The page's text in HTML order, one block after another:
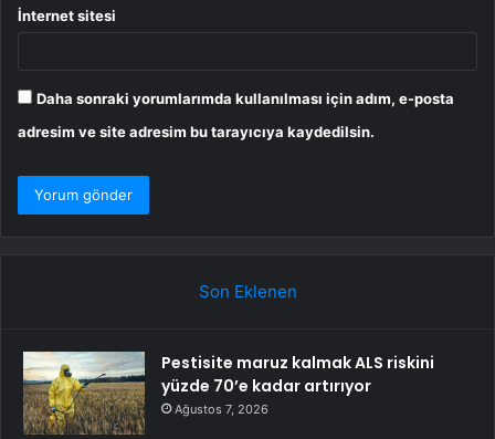
İnternet sitesi
Daha sonraki yorumlarımda kullanılması için adım, e-posta
adresim ve site adresim bu tarayıcıya kaydedilsin.
Son Eklenen
Pestisite maruz kalmak ALS riskini
yüzde 70’e kadar artırıyor
Ağustos 7, 2026